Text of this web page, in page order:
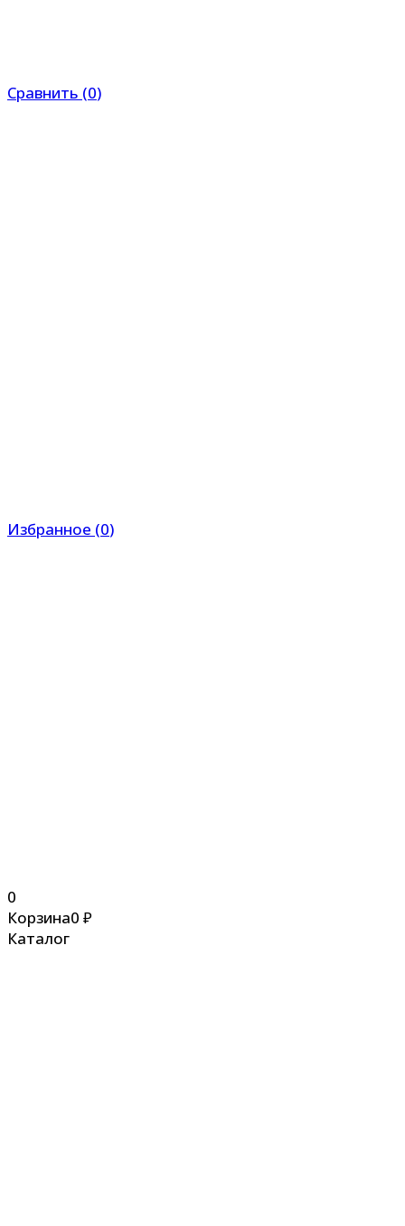
Сравнить (0)
Избранное (0)
0
Корзина0 ₽
Каталог